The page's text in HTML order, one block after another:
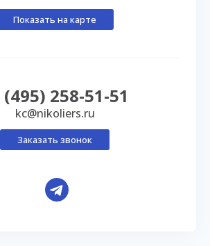
Показать на карте
(495) 258-51-51
kc@nikoliers.ru
Заказать звонок